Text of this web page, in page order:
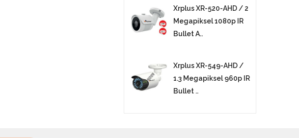
Xrplus XR-520-AHD / 2
Megapiksel 1080p IR
Bullet A..
Xrplus XR-549-AHD /
1.3 Megapiksel 960p IR
Bullet ..